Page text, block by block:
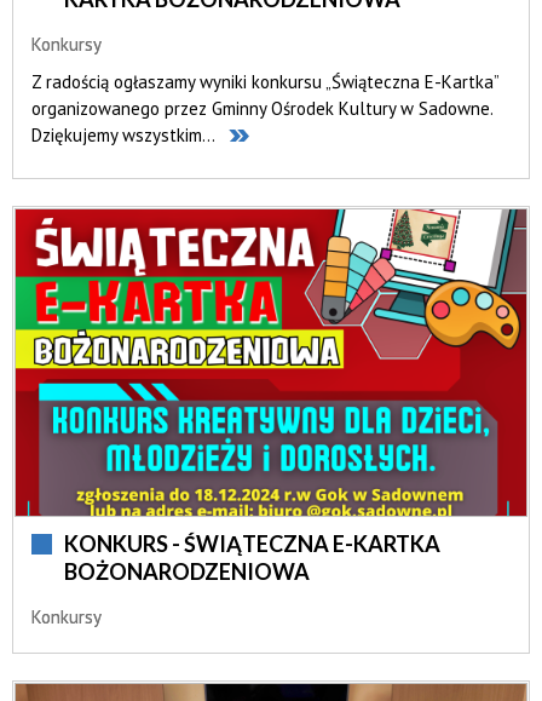
Konkursy
Z radością ogłaszamy wyniki konkursu „Świąteczna E-Kartka”
organizowanego przez Gminny Ośrodek Kultury w Sadowne.
Dziękujemy wszystkim...
KONKURS - ŚWIĄTECZNA E-KARTKA
BOŻONARODZENIOWA
Konkursy